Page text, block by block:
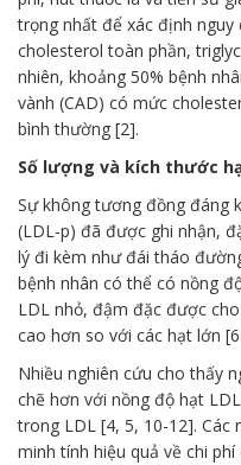
trọng nhất để xác định
cholesterol toàn phần,
nhiên, khoảng 50% bệnh
vành (CAD) có mức
bình thường [2].
Số lượng và kích thước
Sự không tương đồng đáng
(LDL-p) đã được ghi nhận,
lý đi kèm như đái tháo
bệnh nhân có thể có nồng
LDL nhỏ, đậm đặc được
cao hơn so với các hạt lớn
Nhiều nghiên cứu cho thấy
chẽ hơn với nồng độ hạt
trong LDL [4, 5, 10-12]. Các
minh tính hiệu quả về chi